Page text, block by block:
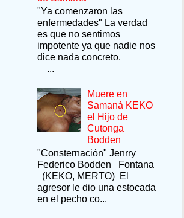
"Ya comenzaron las
enfermedades" La verdad
es que no sentimos
impotente ya que nadie nos
dice nada concreto.
...
Muere en
Samaná KEKO
el Hijo de
Cutonga
Bodden
"Consternación" Jenrry
Federico Bodden Fontana
(KEKO, MERTO) El
agresor le dio una estocada
en el pecho co...